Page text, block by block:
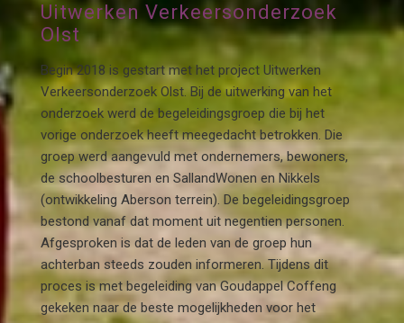
Uitwerken Verkeersonderzoek
Olst
Begin 2018 is gestart met het project Uitwerken
Verkeersonderzoek Olst. Bij de uitwerking van het
onderzoek werd de begeleidingsgroep die bij het
vorige onderzoek heeft meegedacht betrokken. Die
groep werd aangevuld met ondernemers, bewoners,
de schoolbesturen en SallandWonen en Nikkels
(ontwikkeling Aberson terrein). De begeleidingsgroep
bestond vanaf dat moment uit negentien personen.
Afgesproken is dat de leden van de groep hun
achterban steeds zouden informeren. Tijdens dit
proces is met begeleiding van Goudappel Coffeng
gekeken naar de beste mogelijkheden voor het